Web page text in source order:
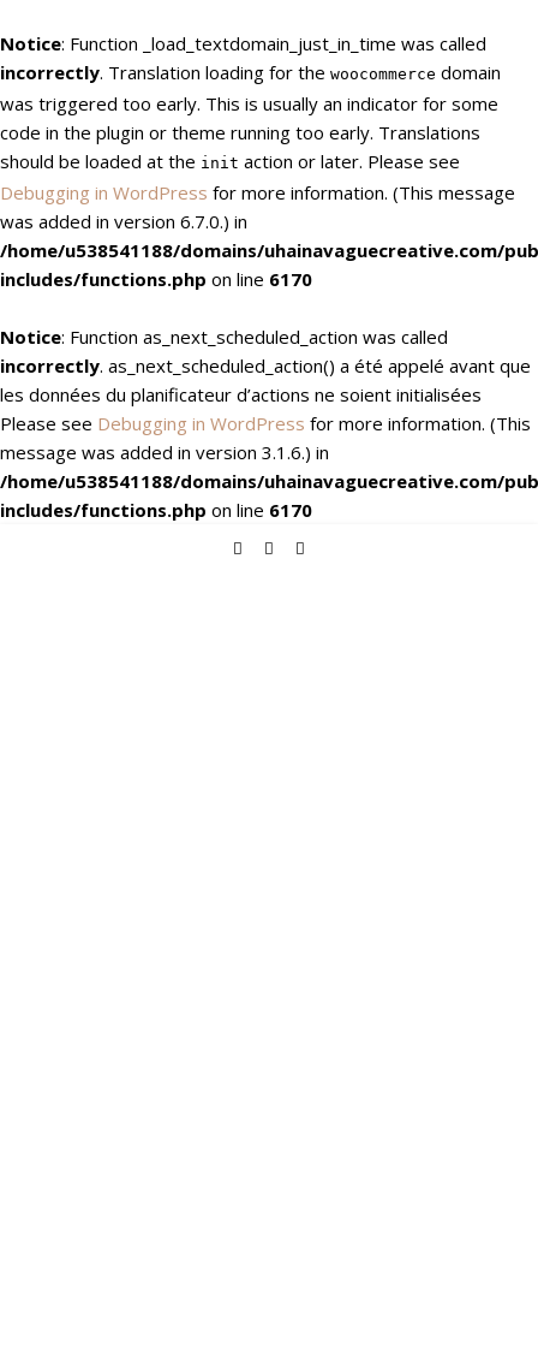
Notice: Function _load_textdomain_just_in_time was called
incorrectly. Translation loading for the woocommerce domain
was triggered too early. This is usually an indicator for some
code in the plugin or theme running too early. Translations
should be loaded at the init action or later. Please see
Debugging in WordPress for more information. (This message
was added in version 6.7.0.) in
/home/u538541188/domains/uhainavaguecreative.com/
includes/functions.php on line 6170
Notice: Function as_next_scheduled_action was called
incorrectly. as_next_scheduled_action() a été appelé avant que
les données du planificateur d’actions ne soient initialisées
Please see Debugging in WordPress for more information. (This
message was added in version 3.1.6.) in
/home/u538541188/domains/uhainavaguecreative.com/
includes/functions.php on line 6170